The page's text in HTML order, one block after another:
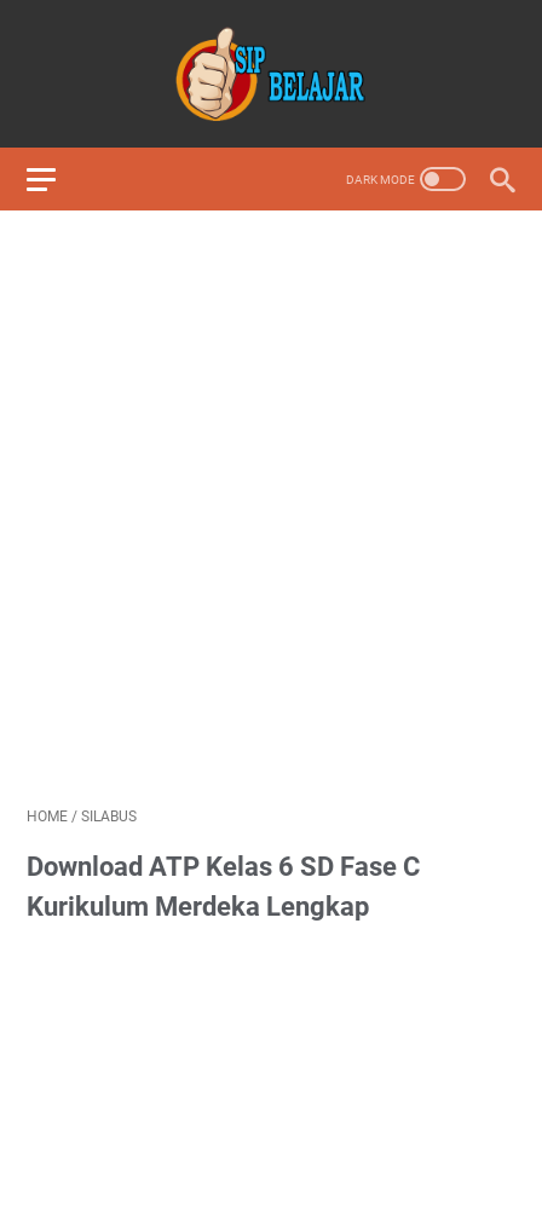
HOME / SILABUS
Download ATP Kelas 6 SD Fase C
Kurikulum Merdeka Lengkap